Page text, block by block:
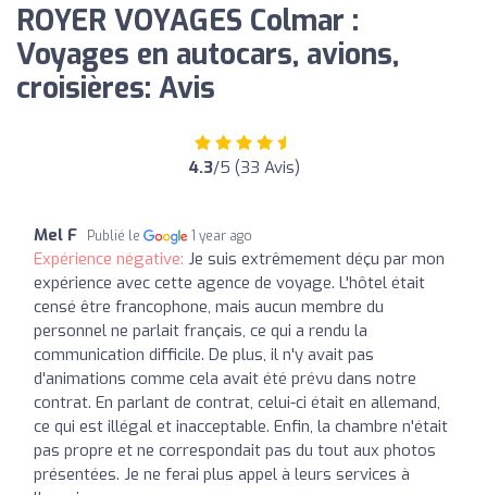
ROYER VOYAGES Colmar :
Voyages en autocars, avions,
croisières: Avis
4.3/5 (33 Avis)
Mel F Publié le 1 year ago
Expérience négative: Je suis extrêmement déçu par mon
expérience avec cette agence de voyage. L'hôtel était
censé être francophone, mais aucun membre du
personnel ne parlait français, ce qui a rendu la
communication difficile. De plus, il n'y avait pas
d'animations comme cela avait été prévu dans notre
contrat. En parlant de contrat, celui-ci était en allemand,
ce qui est illégal et inacceptable. Enfin, la chambre n'était
pas propre et ne correspondait pas du tout aux photos
présentées. Je ne ferai plus appel à leurs services à